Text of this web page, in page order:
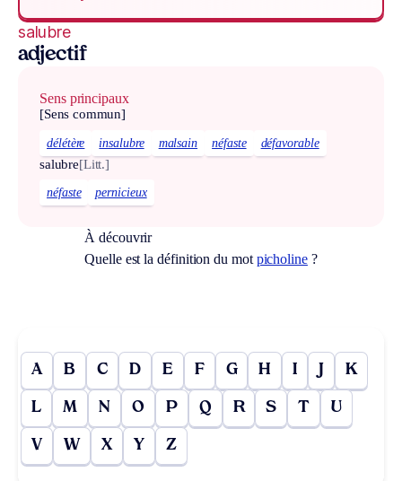
salubre
adjectif
Sens principaux
[Sens commun]
délétère insalubre malsain néfaste défavorable
salubre[Litt.]
néfaste pernicieux
À découvrir
Quelle est la définition du mot picholine?
A B C D E F G H I J K
L M N O P Q R S T U
V W X Y Z